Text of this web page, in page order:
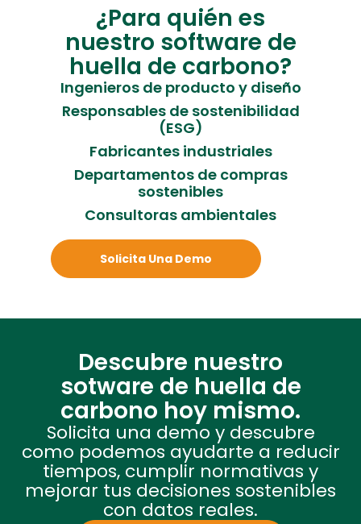
¿Para quién es
nuestro software de
huella de carbono?
Ingenieros de producto y diseño
Responsables de sostenibilidad
(ESG)
Fabricantes industriales
Departamentos de compras
sostenibles
Consultoras ambientales
Solicita Una Demo
Descubre nuestro
sotware de huella de
carbono hoy mismo.
Solicita una demo y descubre
como podemos ayudarte a reducir
tiempos, cumplir normativas y
mejorar tus decisiones sostenibles
con datos reales.